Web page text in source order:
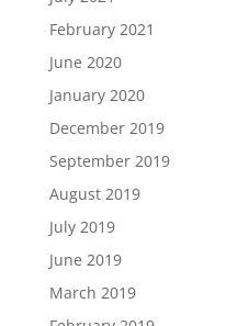
February 2021
June 2020
January 2020
December 2019
September 2019
August 2019
July 2019
June 2019
March 2019